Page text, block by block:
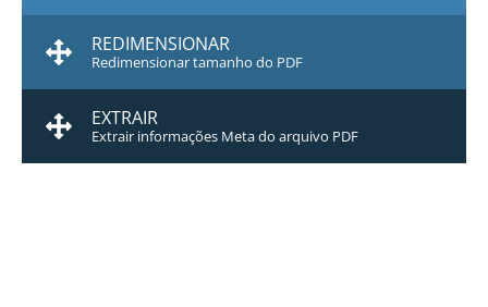
REDIMENSIONAR
Redimensionar tamanho do PDF
EXTRAIR
Extrair informações Meta do arquivo PDF